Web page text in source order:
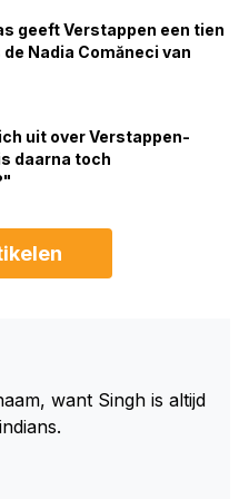
geeft Verstappen een tien
Nadia Comăneci van
uit over Verstappen-
daarna toch
want Singh is altijd